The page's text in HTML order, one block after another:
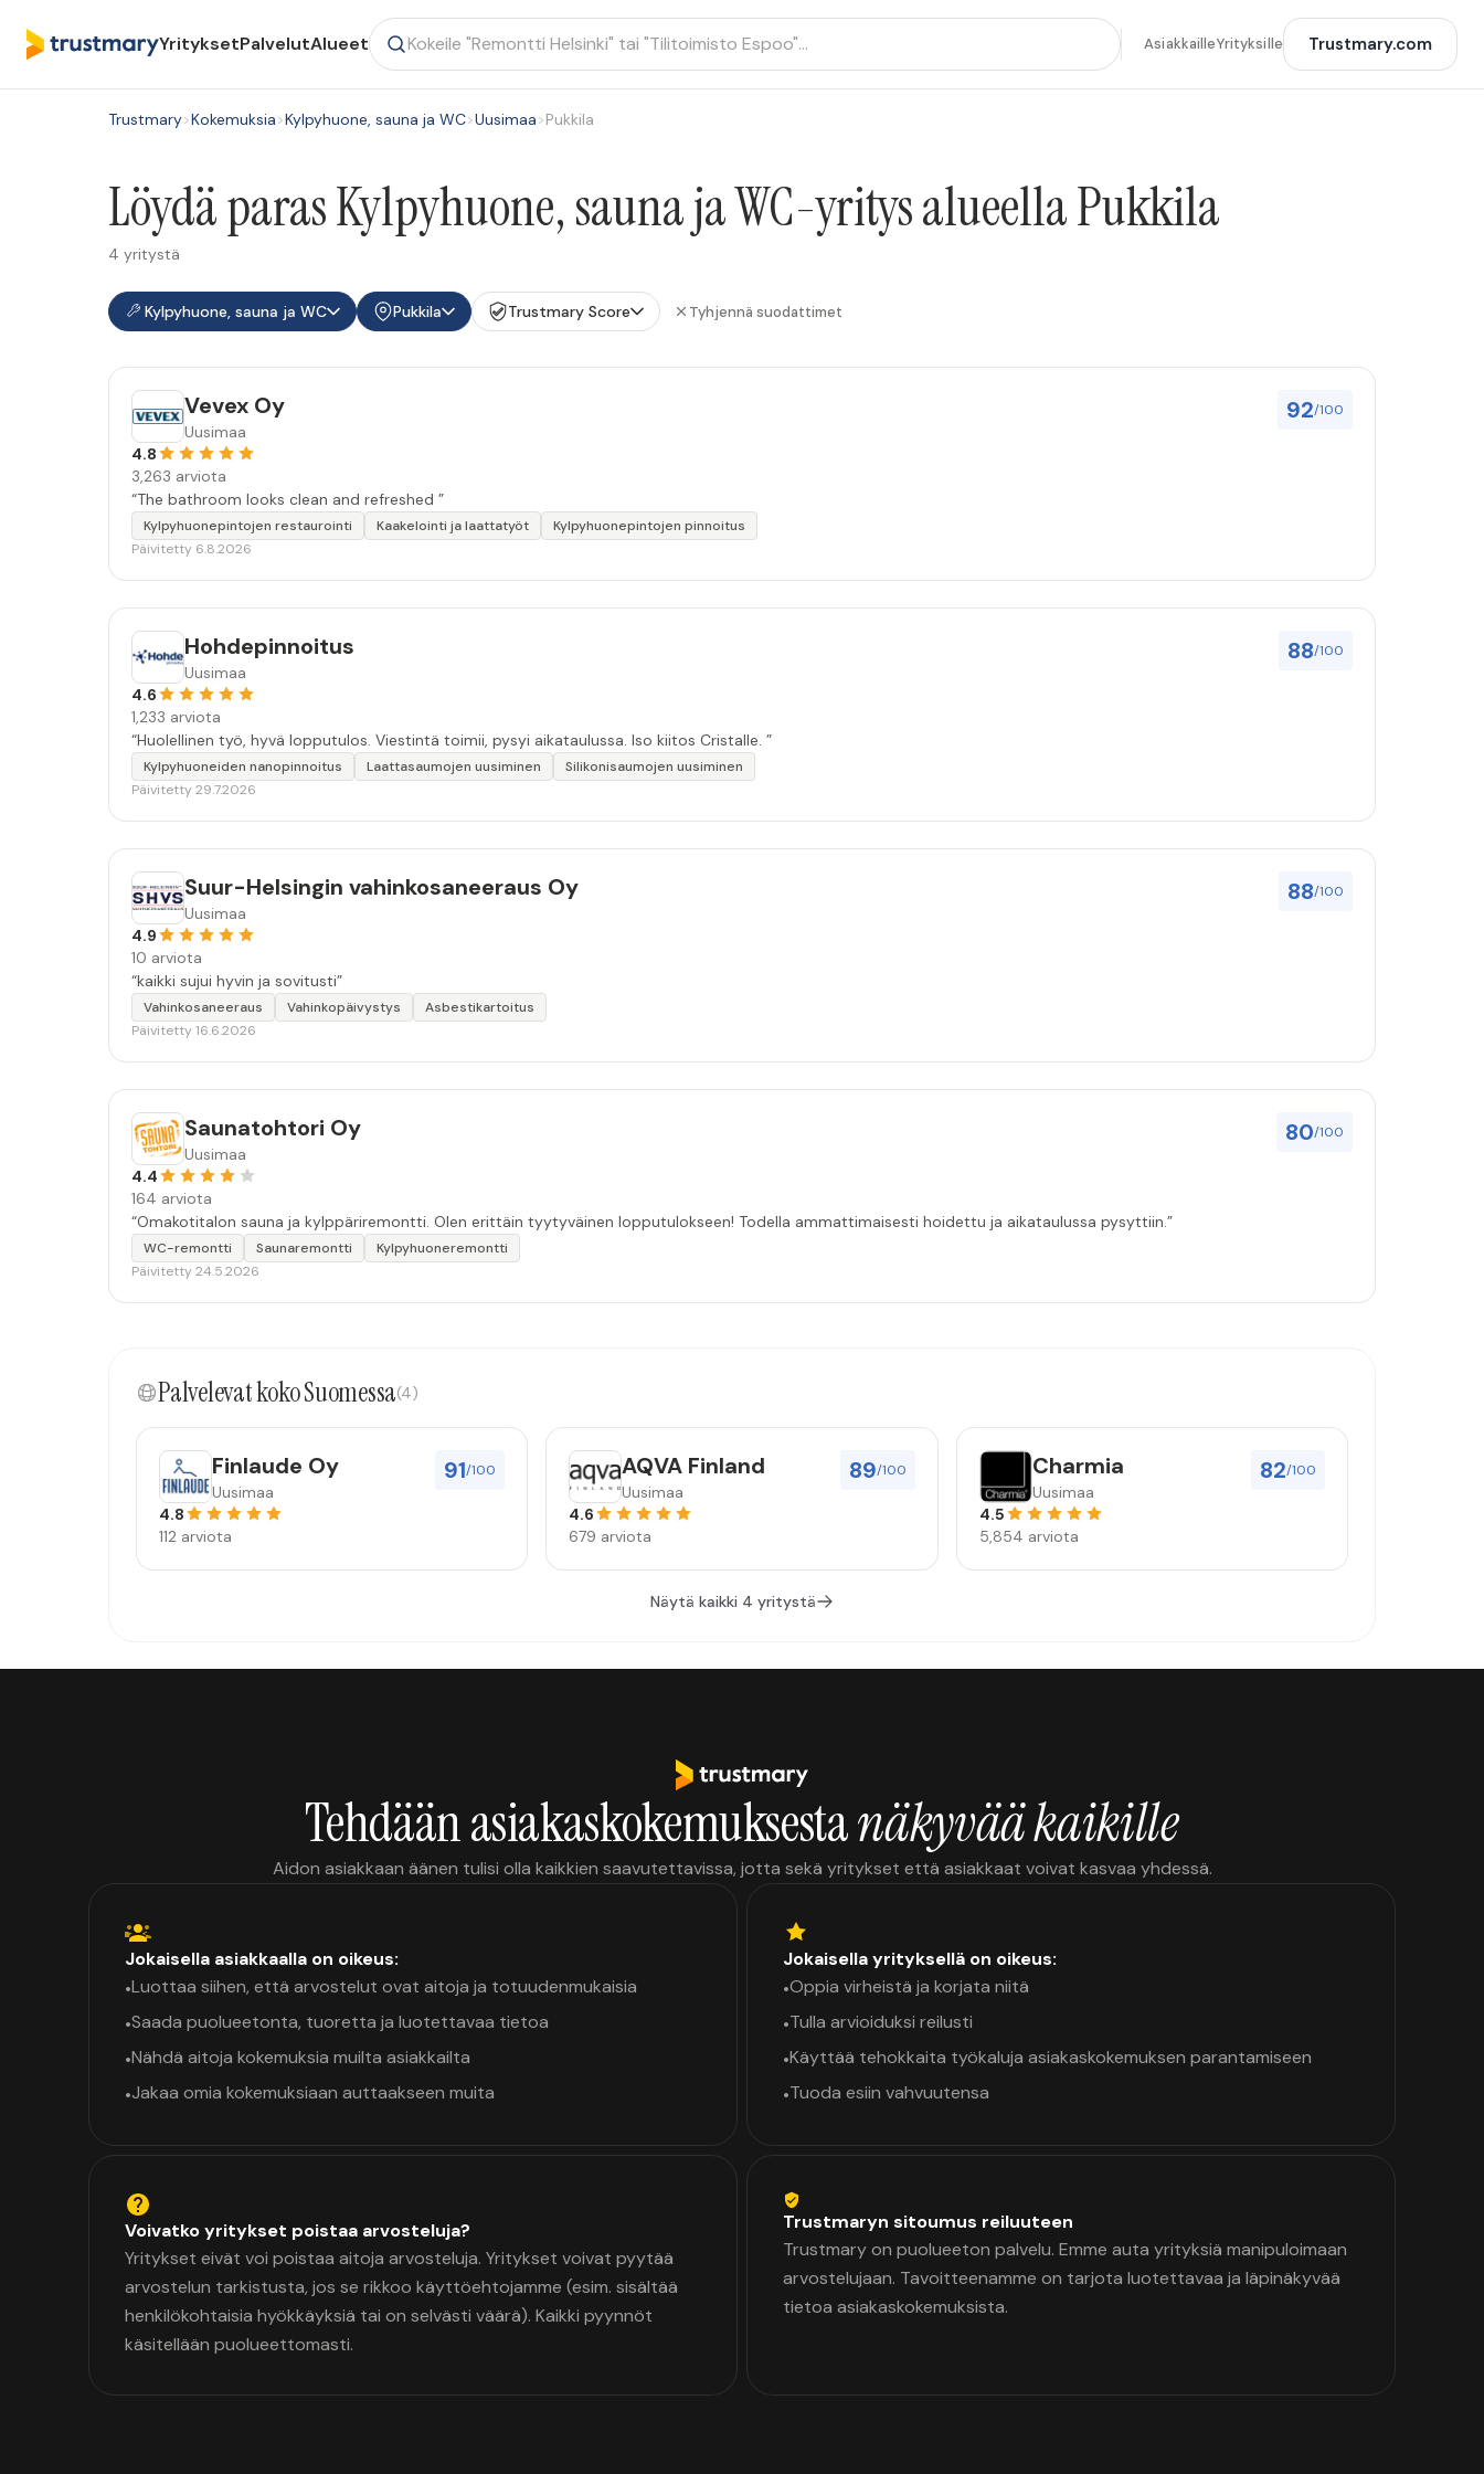
YrityksetPalvelutAlueet AsiakkailleYrityksille Trustmary.com
Trustmary>Kokemuksia>Kylpyhuone, sauna ja WC>Uusimaa>Pukkila
Löydä paras Kylpyhuone, sauna ja WC-yritys alueella Pukkila
4 yritystä
Kylpyhuone, sauna ja WC Pukkila Trustmary Score Tyhjennä suodattimet
92/100
Vevex Oy
Uusimaa
4.8
3,263 arviota
“The bathroom looks clean and refreshed ”
Kylpyhuonepintojen restaurointi Kaakelointi ja laattatyöt
Kylpyhuonepintojen pinnoitus
Päivitetty 6.8.2026
88/100
Hohdepinnoitus
Uusimaa
4.6
1,233 arviota
“Huolellinen työ, hyvä lopputulos. Viestintä toimii, pysyi aikataulussa. Iso kiitos Cristalle. ”
Kylpyhuoneiden nanopinnoitus Laattasaumojen uusiminen
Silikonisaumojen uusiminen
Päivitetty 29.7.2026
88/100
Suur-Helsingin vahinkosaneeraus Oy
Uusimaa
4.9
10 arviota
“kaikki sujui hyvin ja sovitusti”
Vahinkosaneeraus Vahinkopäivystys
Asbestikartoitus
Päivitetty 16.6.2026
80/100
Saunatohtori Oy
Uusimaa
4.4
164 arviota
“Omakotitalon sauna ja kylppäriremontti. Olen erittäin tyytyväinen lopputulokseen! Todella ammattimaisesti hoidettu ja aikataulussa pysyttiin.”
WC-remontti Saunaremontti
Kylpyhuoneremontti
Päivitetty 24.5.2026
Palvelevat koko Suomessa(4)
91/100
Finlaude Oy
Uusimaa
4.8
112 arviota
89/100
AQVA Finland
Uusimaa
4.6
679 arviota
82/100
Charmia
Uusimaa
4.5
5,854 arviota
Näytä kaikki 4 yritystä
Tehdään asiakaskokemuksestanäkyvää kaikille
Aidon asiakkaan äänen tulisi olla kaikkien saavutettavissa, jotta sekä yritykset että asiakkaat voivat kasvaa yhdessä.
Jokaisella asiakkaalla on oikeus:
•Luottaa siihen, että arvostelut ovat aitoja ja totuudenmukaisia
•Saada puolueetonta, tuoretta ja luotettavaa tietoa
•Nähdä aitoja kokemuksia muilta asiakkailta
•Jakaa omia kokemuksiaan auttaakseen muita
Jokaisella yrityksellä on oikeus:
•Oppia virheistä ja korjata niitä
•Tulla arvioiduksi reilusti
•Käyttää tehokkaita työkaluja asiakaskokemuksen parantamiseen
•Tuoda esiin vahvuutensa
Voivatko yritykset poistaa arvosteluja?
Yritykset eivät voi poistaa aitoja arvosteluja. Yritykset voivat pyytää
arvostelun tarkistusta, jos se rikkoo käyttöehtojamme (esim. sisältää
henkilökohtaisia hyökkäyksiä tai on selvästi väärä). Kaikki pyynnöt
käsitellään puolueettomasti.
Trustmaryn sitoumus reiluuteen
Trustmary on puolueeton palvelu. Emme auta yrityksiä manipuloimaan
arvostelujaan. Tavoitteenamme on tarjota luotettavaa ja läpinäkyvää
tietoa asiakaskokemuksista.